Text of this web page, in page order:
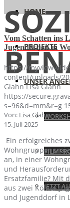
HOME
PROJEKTE
UNSER
JETZT
Vom Schatten ins
Jugendlichen in
https://myview-
content/uploads/
Glahn Lisa Glahn
https://
s=96&d=mm&r=g
Von: Lisa Glahn
15. Juli 2025
Ein erfolgreiches
an, in einer
und
Ersatzfamilie? Mit
aus zwei Kölner
und Jugenddorf